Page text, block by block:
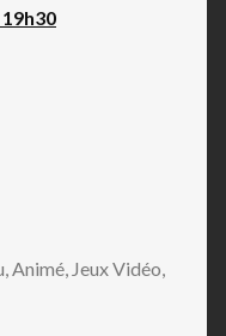
Animé, Jeux Vidéo,